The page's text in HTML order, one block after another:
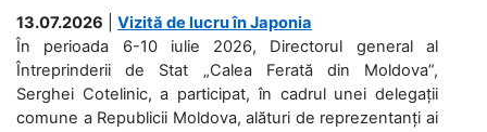
13.07.2026
Vizită de lucru în Japonia
În perioada 6-10 iulie 2026, Directorul general al
Întreprinderii de Stat „Calea Ferată din Moldova”,
Serghei Cotelinic, a participat, în cadrul unei delegații
comune a Republicii Moldova, alături de reprezentanți ai